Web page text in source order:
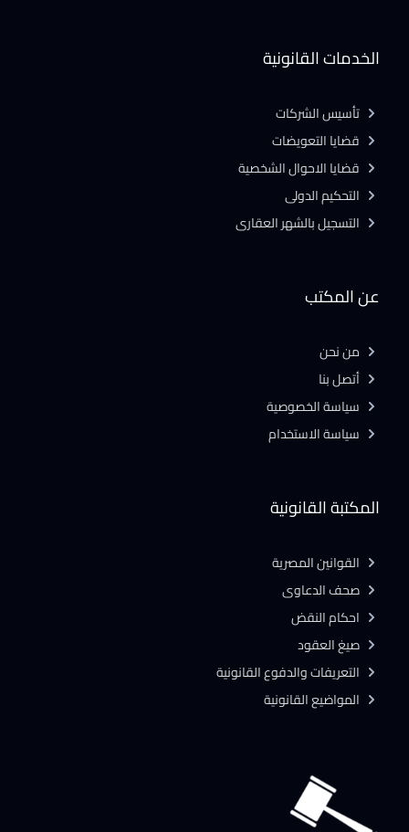
المكتبة القانونية
القوانين المصرية
صحف الدعاوى
احكام النقض
صيغ العقود
التعريفات والدفوع القانونية
المواضيع القانونية
عن المكتب
من نحن
أتصل بنا
سياسة الخصوصية
سياسة الاستخدام
الخدمات القانونية
تأسيس الشركات
قضايا التعويضات
قضايا الاحوال الشخصية
التحكيم الدولى
التسجيل بالشهر العقارى